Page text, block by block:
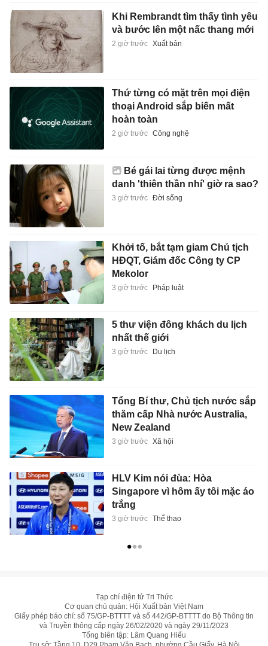
Khi Rembrandt tìm thấy tình yêu
và bước lên một nấc thang mới
2 giờ trước Xuất bản
Thứ từng có mặt trên mọi điện
thoại Android sắp biến mất
hoàn toàn
2 giờ trước Công nghệ
Bé gái lai từng được mệnh
danh 'thiên thần nhí' giờ ra sao?
3 giờ trước Đời sống
Khởi tố, bắt tạm giam Chủ tịch
HĐQT, Giám đốc Công ty CP
Mekolor
3 giờ trước Pháp luật
5 thư viện đông khách du lịch
nhất thế giới
3 giờ trước Du lịch
Tổng Bí thư, Chủ tịch nước sắp
thăm cấp Nhà nước Australia,
New Zealand
3 giờ trước Xã hội
HLV Kim nói đùa: Hòa
Singapore vì hôm ấy tôi mặc áo
trắng
3 giờ trước Thể thao
Tạp chí điện tử Tri Thức
Cơ quan chủ quản: Hội Xuất bản Việt Nam
Giấy phép báo chí: số 75/GP-BTTTT và số 442/GP-BTTTT do Bộ Thông tin
và Truyền thông cấp ngày 26/02/2020 và ngày 29/11/2023
Tổng biên tập: Lâm Quang Hiếu